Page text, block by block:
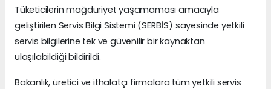
Tüketicilerin mağduriyet yaşamaması amacıyla
geliştirilen Servis Bilgi Sistemi (SERBİS) sayesinde yetkili
servis bilgilerine tek ve güvenilir bir kaynaktan
ulaşılabildiği bildirildi.
Bakanlık, üretici ve ithalatçı firmalara tüm yetkili servis